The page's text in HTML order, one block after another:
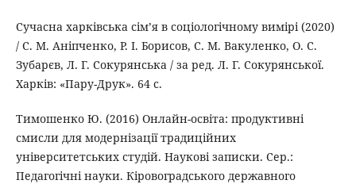
Сучасна харківська сім’я в соціологічному вимірі (2020)
/ С. М. Аніпченко, Р. І. Борисов, С. М. Вакуленко, О. С.
Зубарєв, Л. Г. Сокурянська / за ред. Л. Г. Сокурянської.
Харків: «Пару-Друк». 64 с.
Тимошенко Ю. (2016) Онлайн-освіта: продуктивні
смисли для модернізації традиційних
університетських студій. Наукові записки. Сер.:
Педагогічні науки. Кіровоградського державного